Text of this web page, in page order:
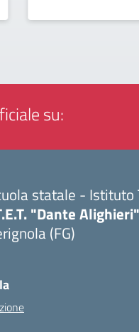
su:
statale - Istituto
"Dante Alighieri"
(FG)